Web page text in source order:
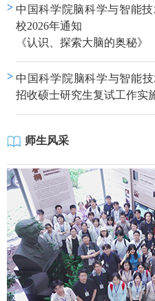
> 中国科学院脑科学与智能
校2026年通知
《认识、探索大脑的奥秘》
> 中国科学院脑科学与智能
招收硕士研究生复试工作实
师生风采